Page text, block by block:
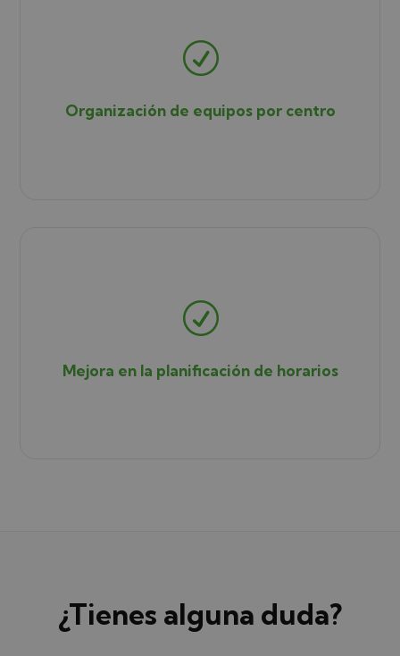
R
Organización de equipos por centro
R
Mejora en la planificación de horarios
¿Tienes alguna duda?